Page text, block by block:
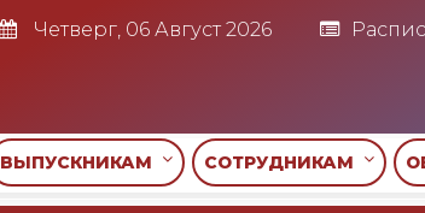
Четверг, 06 Август 2026
ВЫПУСКНИКАМ СОТРУДНИКАМ